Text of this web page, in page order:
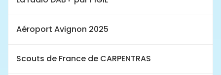
Aéroport Avignon 2025
Scouts de France de CARPENTRAS